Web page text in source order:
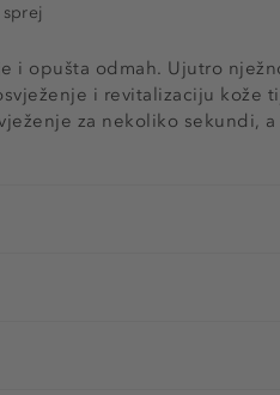
i opušta odmah. Ujutro
i revitalizaciju kože
za nekoliko sekundi,
sprej